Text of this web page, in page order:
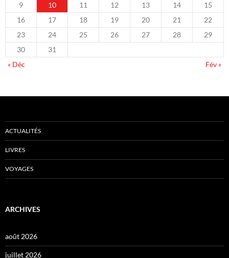
9
10 11 12 13 14
15
16
17 18 19 20 21
22
23
24 25 26 27 28
29
30
31
« Déc
Fév »
ACTUALITÉS
LIVRES
VOYAGES
ARCHIVES
août 2026
juillet 2026